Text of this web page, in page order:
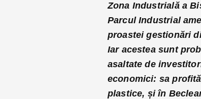
Zona Industrială a
Parcul Industrial
proastei gestionări
Iar acestea sunt
asaltate de
economici: sa
plastice, și în